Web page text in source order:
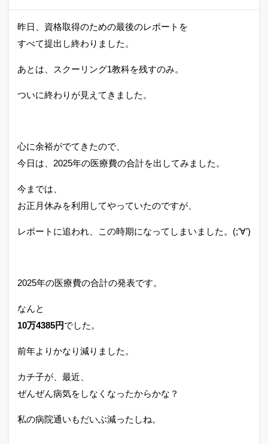
昨日、資格取得のための最後のレポートを
すべて提出し終わりました。
あとは、スクーリング1教科を残すのみ。
ついに終わりが見えてきました。
心に余裕がでてきたので、
今日は、2025年の医療費の合計を出してみました。
今までは、
お正月休みを利用してやっていたのですが、
レポートに追われ、この時期になってしまいました。(;’∀’)
2025年の医療費の合計の発表です。
なんと
10万4385円でした。
前年よりかなり減りました。
カチ子が、最近、
ぜんぜん病気をしなくなったからかな？
私の病院通いもだいぶ減ったしね。